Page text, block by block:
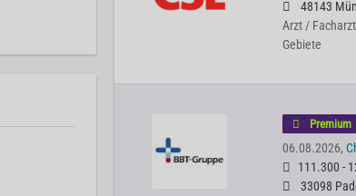
48143
Arzt /
Gebiete
Premium
06.08.2026,
111.300 -
33098